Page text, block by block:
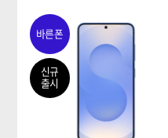
바른폰
신규
출시